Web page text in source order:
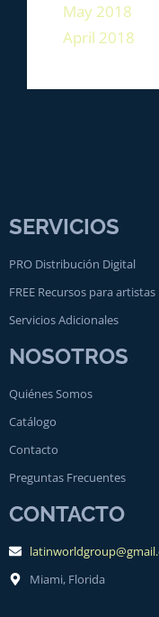
May 2018
April 2018
SERVICIOS
PRO Distribución Digital
FREE Recursos para artistas
Servicios Adicionales
NOSOTROS
Quiénes Somos
Catálogo
Contacto
Preguntas Frecuentes
CONTACTO
Miami, Florida